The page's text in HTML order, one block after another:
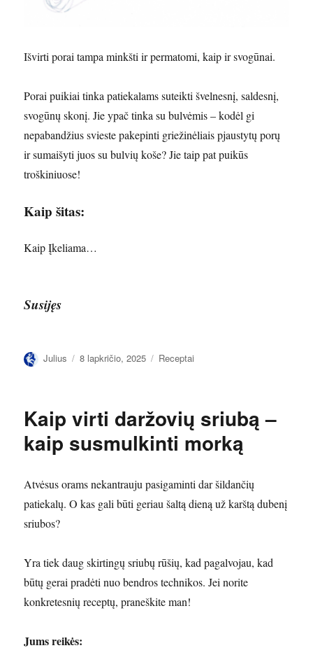
Išvirti porai tampa minkšti ir permatomi, kaip ir svogūnai.
Porai puikiai tinka patiekalams suteikti švelnesnį, saldesnį,
svogūnų skonį. Jie ypač tinka su bulvėmis – kodėl gi
nepabandžius svieste pakepinti griežinėliais pjaustytų porų
ir sumaišyti juos su bulvių koše? Jie taip pat puikūs
troškiniuose!
Kaip šitas:
Kaip Įkeliama…
Susijęs
Autorius
Julius Paskelbta
8 lapkričio, 2025 Kategorijos
Receptai
Kaip virti daržovių sriubą –
kaip susmulkinti morką
Atvėsus orams nekantrauju pasigaminti dar šildančių
patiekalų. O kas gali būti geriau šaltą dieną už karštą dubenį
sriubos?
Yra tiek daug skirtingų sriubų rūšių, kad pagalvojau, kad
būtų gerai pradėti nuo bendros technikos. Jei norite
konkretesnių receptų, praneškite man!
Jums reikės: